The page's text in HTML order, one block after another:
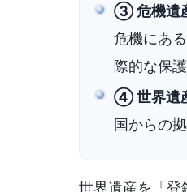
③ 危機遺
危機にあ
際的な保
④ 世界遺
国からの
世界遺産を「登